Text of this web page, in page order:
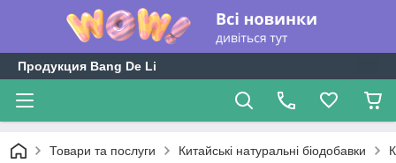
Продукция Bang De Li
Товари та послуги Китайські натуральні біодобавки